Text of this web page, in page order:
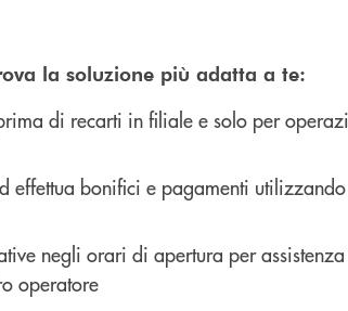
la soluzione più adatta a te:
di recarti in filiale e solo per
effettua bonifici e pagamenti
negli orari di apertura per
operatore